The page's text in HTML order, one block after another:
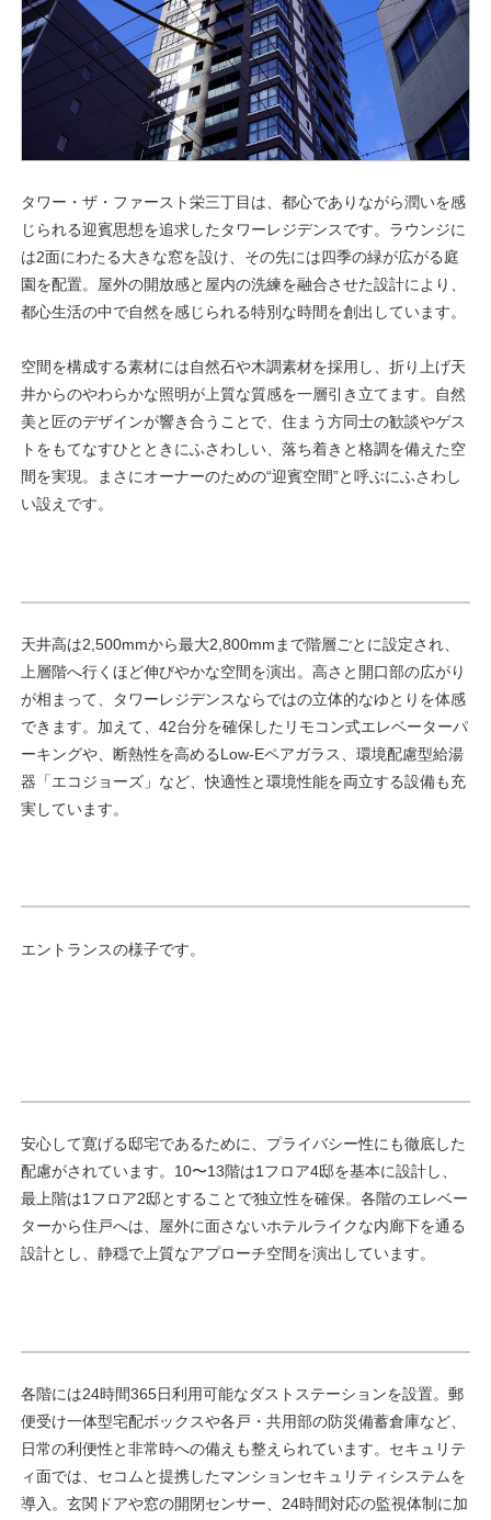
タワー・ザ・ファースト栄三丁目は、都心でありながら潤いを感
じられる迎賓思想を追求したタワーレジデンスです。ラウンジに
は2面にわたる大きな窓を設け、その先には四季の緑が広がる庭
園を配置。屋外の開放感と屋内の洗練を融合させた設計により、
都心生活の中で自然を感じられる特別な時間を創出しています。
空間を構成する素材には自然石や木調素材を採用し、折り上げ天
井からのやわらかな照明が上質な質感を一層引き立てます。自然
美と匠のデザインが響き合うことで、住まう方同士の歓談やゲス
トをもてなすひとときにふさわしい、落ち着きと格調を備えた空
間を実現。まさにオーナーのための“迎賓空間”と呼ぶにふさわし
い設えです。
天井高は2,500mmから最大2,800mmまで階層ごとに設定され、
上層階へ行くほど伸びやかな空間を演出。高さと開口部の広がり
が相まって、タワーレジデンスならではの立体的なゆとりを体感
できます。加えて、42台分を確保したリモコン式エレベーターパ
ーキングや、断熱性を高めるLow-Eペアガラス、環境配慮型給湯
器「エコジョーズ」など、快適性と環境性能を両立する設備も充
実しています。
エントランスの様子です。
安心して寛げる邸宅であるために、プライバシー性にも徹底した
配慮がされています。10〜13階は1フロア4邸を基本に設計し、
最上階は1フロア2邸とすることで独立性を確保。各階のエレベー
ターから住戸へは、屋外に面さないホテルライクな内廊下を通る
設計とし、静穏で上質なアプローチ空間を演出しています。
各階には24時間365日利用可能なダストステーションを設置。郵
便受け一体型宅配ボックスや各戸・共用部の防災備蓄倉庫など、
日常の利便性と非常時への備えも整えられています。セキュリテ
ィ面では、セコムと提携したマンションセキュリティシステムを
導入。玄関ドアや窓の開閉センサー、24時間対応の監視体制に加